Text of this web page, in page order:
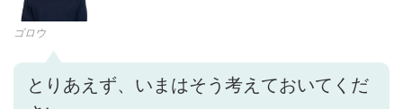
ゴロウ
とりあえず、いまはそう考えておいてくだ